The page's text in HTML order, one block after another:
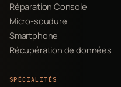
Réparation Console
Micro-soudure
Smartphone
Récupération de données
SPÉCIALITÉS